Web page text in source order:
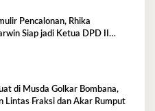
Pencalonan, Rhika
Siap jadi Ketua DPD II
di Musda Golkar Bombana,
Lintas Fraksi dan Akar Rumput